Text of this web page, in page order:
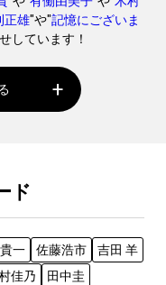
正雄"や"記憶にございま
しています！
ド
一 佐藤浩市
吉田 羊
佳乃
田中圭